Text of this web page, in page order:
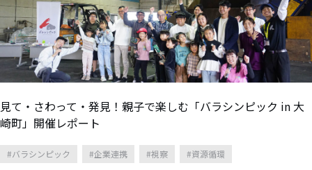
見て・さわって・発見！親子で楽しむ「バラシンピック in 大
崎町」開催レポート
バラシンピック 企業連携 視察
資源循環